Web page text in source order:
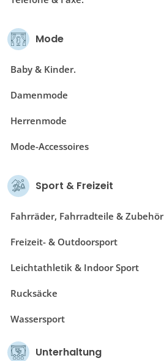
Mode
Baby & Kinder.
Damenmode
Herrenmode
Mode-Accessoires
Sport & Freizeit
Fahrräder, Fahrradteile & Zubehör
Freizeit- & Outdoorsport
Leichtathletik & Indoor Sport
Rucksäcke
Wassersport
Unterhaltung